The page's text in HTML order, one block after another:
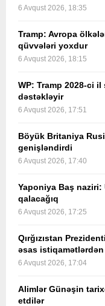
6 Avqust 2026, 18:35
Tramp: Avropa
qüvvələri yoxdur
6 Avqust 2026, 18:15
WP: Tramp 2028-ci
dəstəkləyir
6 Avqust 2026, 17:51
Böyük Britaniya
genişləndirdi
6 Avqust 2026, 17:40
Yaponiya Baş
qalacağıq
6 Avqust 2026, 17:25
Qırğızıstan
əsas
6 Avqust 2026, 17:04
Alimlər Günəşin
etdilər